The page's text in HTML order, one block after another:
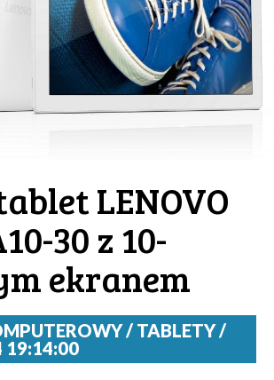
LENOVO
30 z 10-
ekranem
/ TABLETY /
19:14:00